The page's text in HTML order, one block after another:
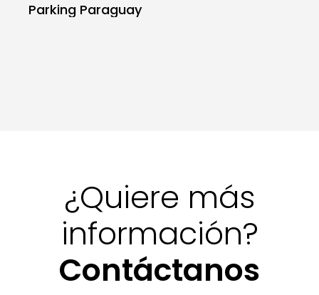
Parking Paraguay
¿Quiere más
información?
Contáctanos